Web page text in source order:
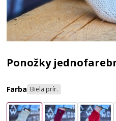
Ponožky
Farba Biela prír.